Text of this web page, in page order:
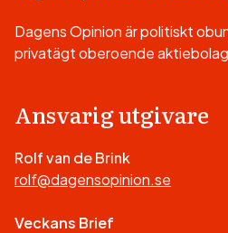
Dagens Opinion är politiskt
privatägt oberoende
Ansvarig utgivare
Rolf van de Brink
rolf@dagensopinion.se
Veckans Brief